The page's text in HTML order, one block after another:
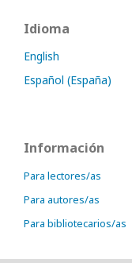
Idioma
English
Español (España)
Información
Para lectores/as
Para autores/as
Para bibliotecarios/as